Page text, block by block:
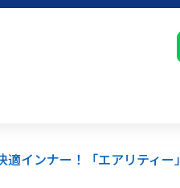
インナー！「エアリティー」